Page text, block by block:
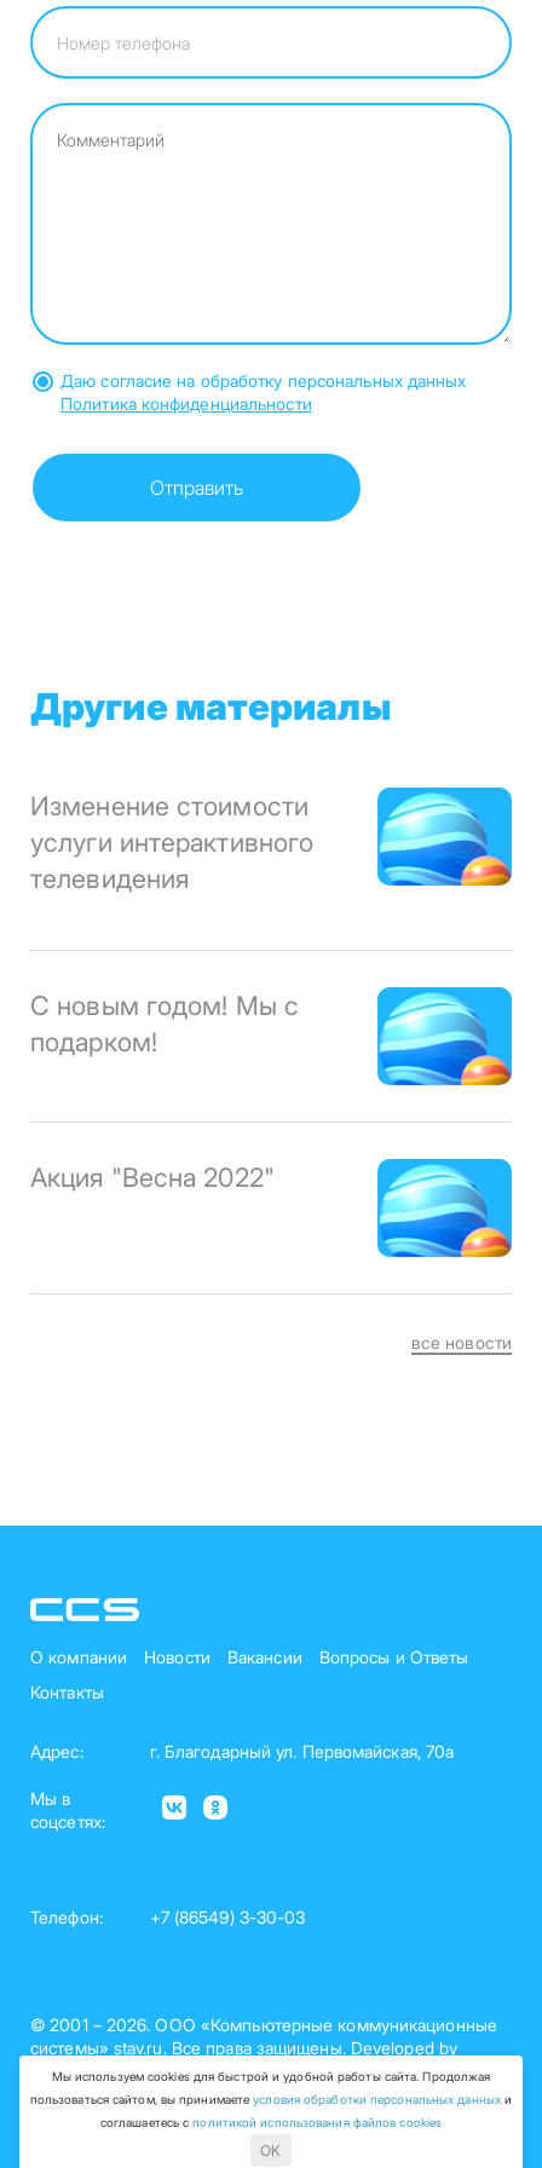
Даю согласие на обработку персональных данных
Политика конфиденциальности
Другие материалы
Изменение стоимости
услуги интерактивного
телевидения
С новым годом! Мы с
подарком!
Акция "Весна 2022"
все новости
Мы используем cookies для быстрой и удобной работы сайта. Продолжая
пользоваться сайтом, вы принимаетеусловия обработки персональных данных и
соглашаетесь сполитикой использования файлов cookies
OK
О компании Новости Вакансии
Вопросы и Ответы
Контакты
Адрес: г. Благодарный ул. Первомайская, 70а
Мы в
соцсетях:
Телефон: +7 (86549) 3-30-03
© 2001 – 2026. ООО «Компьютерные коммуникационные
системы» stav.ru. Все права защищены. Developed by
nelset.com
Политика обработки персональных данных (рег. №26-15-